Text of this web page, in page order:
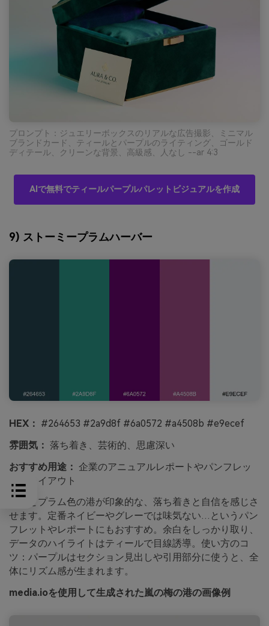
プロンプト：ジュエリーボックスのリアルな広告撮影、ミニマル
ブランドカード、ティールとパープルのライティング、ゴールド
ディテール、クリーンな背景、高級感、人なし --ar 4:3
AIで無料でティールパープルパレットビジュアルを作成
9) ストーミープラムハーバー
HEX： #264653 #2a9d8f #6a0572 #a4508b #e9ecef
雰囲気： 落ち着き、芸術的、思慮深い
おすすめ用途： 企業のアニュアルレポートやパンフレッ
トのレイアウト
嵐雲とプラム色の港が印象的な、落ち着きと自信を感じさ
せます。定番ネイビーやグレーでは味気ない…というパン
フレットやレポートにもおすすめ。余白をしっかり取り、
データのハイライトはティールで目線誘導。使い方のコ
ツ：パープルはセクション見出しや引用部分に使うと、全
体にリズム感が生まれます。
media.ioを使用して生成された嵐の梅の港の画像例